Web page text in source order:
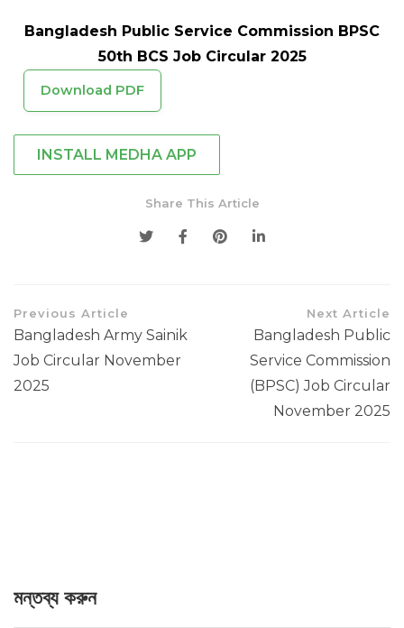
Bangladesh Public Service Commission BPSC
50th BCS Job Circular 2025
Download PDF
INSTALL MEDHA APP
Share This Article
Previous Article
Bangladesh Army Sainik
Job Circular November
2025
Next Article
Bangladesh Public
Service Commission
(BPSC) Job Circular
November 2025
মন্তব্য করুন